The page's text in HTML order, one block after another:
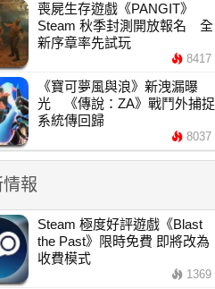
喪屍生存遊戲《PANGIT》
Steam 秋季封測開放報名 全
新序章率先試玩
8417
《寶可夢風與浪》新洩漏曝
光 《傳說：ZA》戰鬥外捕捉
系統傳回歸
8037
報
Steam 極度好評遊戲《Blast
the Past》限時免費 即將改為
收費模式
1369